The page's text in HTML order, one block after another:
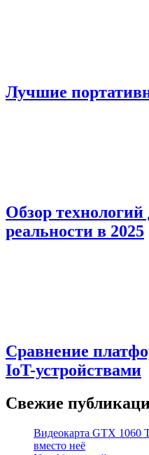
Лучшие
Обзор
реальности в 2025
Сравнение
IoT-устройствами
Свежие
Видеокарта GTX 1060
вместо неё